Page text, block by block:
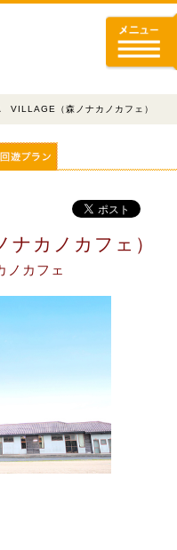
VILLAGE（森ノナカノカフェ）
カノカフェ）
カフェ